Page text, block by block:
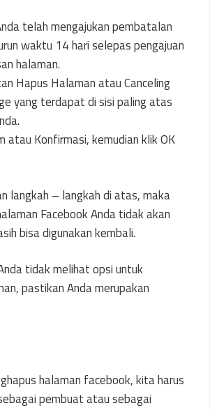
telah mengajukan pembatalan
waktu 14 hari selepas pengajuan
halaman.
Hapus Halaman atau Canceling
yang terdapat di sisi paling atas
atau Konfirmasi, kemudian klik OK
langkah – langkah di atas, maka
Facebook Anda tidak akan
bisa digunakan kembali.
tidak melihat opsi untuk
pastikan Anda merupakan
halaman facebook, kita harus
pembuat atau sebagai